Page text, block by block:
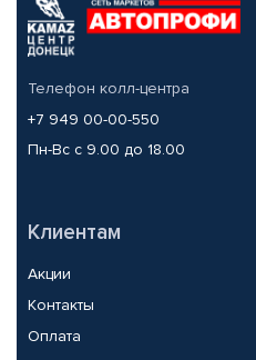
Телефон колл-центра
+7 949 00-00-550
Пн-Вс с 9.00 до 18.00
Клиентам
Акции
Контакты
Оплата